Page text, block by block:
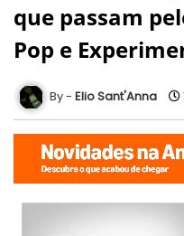
que passam
Pop e
Elio Sant'Anna